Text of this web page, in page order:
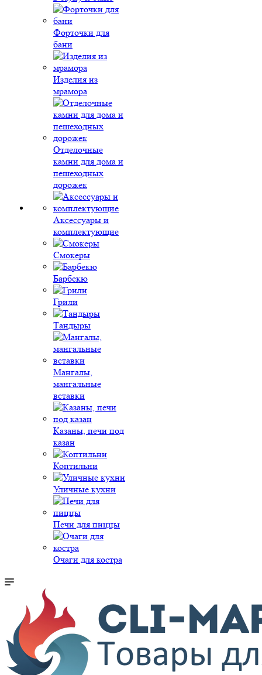
Форточки для
бани
Изделия из
мрамора
Отделочные
камни для дома и
пешеходных
дорожек
Аксессуары и
комплектующие
Смокеры
Барбекю
Грили
Тандыры
Мангалы,
мангальные
вставки
Казаны, печи под
казан
Коптильни
Уличные кухни
Печи для пиццы
Очаги для костра